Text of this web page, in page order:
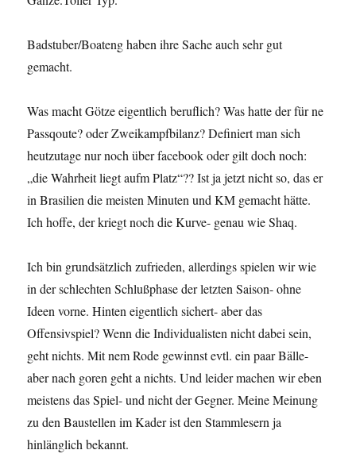
Badstuber/Boateng haben ihre Sache auch sehr gut
gemacht.
Was macht Götze eigentlich beruflich? Was hatte der für ne
Passqoute? oder Zweikampfbilanz? Definiert man sich
heutzutage nur noch über facebook oder gilt doch noch:
„die Wahrheit liegt aufm Platz“?? Ist ja jetzt nicht so, das er
in Brasilien die meisten Minuten und KM gemacht hätte.
Ich hoffe, der kriegt noch die Kurve- genau wie Shaq.
Ich bin grundsätzlich zufrieden, allerdings spielen wir wie
in der schlechten Schlußphase der letzten Saison- ohne
Ideen vorne. Hinten eigentlich sichert- aber das
Offensivspiel? Wenn die Individualisten nicht dabei sein,
geht nichts. Mit nem Rode gewinnst evtl. ein paar Bälle-
aber nach goren geht a nichts. Und leider machen wir eben
meistens das Spiel- und nicht der Gegner. Meine Meinung
zu den Baustellen im Kader ist den Stammlesern ja
hinlänglich bekannt.